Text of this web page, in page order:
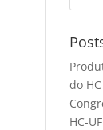
do
HC-